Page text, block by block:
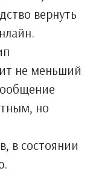
вернуть
не меньший
но
в состоянии